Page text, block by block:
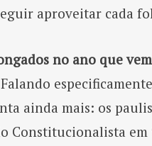
aproveitar cada
no ano que vem
ainda mais: os
Constitucionalista